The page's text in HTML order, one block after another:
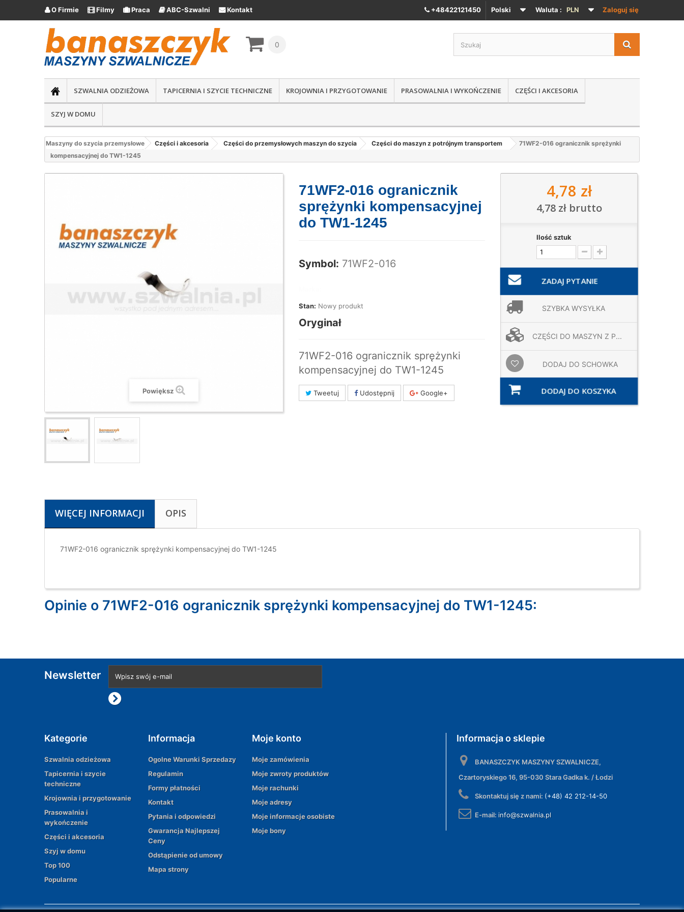
Zaloguj się
Waluta : PLN
Polski
O Firmie Filmy Praca ABC-Szwalni Kontakt +48422121450
0
SZWALNIA ODZIEŻOWA TAPICERNIA I SZYCIE TECHNICZNE KROJOWNIA I PRZYGOTOWANIE PRASOWALNIA I WYKOŃCZENIE CZĘŚCI I AKCESORIA
SZYJ W DOMU
Maszyny do szycia przemysłowe Części i akcesoria Części do przemysłowych maszyn do szycia Części do maszyn z potrójnym transportem
71WF2-016 ogranicznik sprężynki
kompensacyjnej do TW1-1245
Powiększ
71WF2-016 ogranicznik
sprężynki kompensacyjnej
do TW1-1245
Symbol: 71WF2-016
Stan: Nowy produkt
Oryginał
71WF2-016 ogranicznik sprężynki
kompensacyjnej do TW1-1245
Tweetuj Udostępnij Google+
4,78 zł
4,78 złbrutto
Ilość sztuk
ZADAJ PYTANIE
SZYBKA WYSYŁKA
CZĘŚCI DO MASZYN Z P...
DODAJ DO SCHOWKA
DODAJ DO KOSZYKA
WIĘCEJ INFORMACJI OPIS
71WF2-016 ogranicznik sprężynki kompensacyjnej do TW1-1245
Opinie o 71WF2-016 ogranicznik sprężynki kompensacyjnej do TW1-1245:
Newsletter
Kategorie
Szwalnia odzieżowa
Tapicernia i szycie
techniczne
Krojownia i przygotowanie
Prasowalnia i
wykończenie
Części i akcesoria
Szyj w domu
Top 100
Popularne
Informacja
Ogolne Warunki Sprzedazy
Regulamin
Formy płatności
Kontakt
Pytania i odpowiedzi
Gwarancja Najlepszej
Ceny
Odstąpienie od umowy
Mapa strony
Moje konto
Moje zamówienia
Moje zwroty produktów
Moje rachunki
Moje adresy
Moje informacje osobiste
Moje bony
Informacja o sklepie
BANASZCZYK MASZYNY SZWALNICZE,
Czartoryskiego 16, 95-030 Stara Gadka k. / Łodzi
Skontaktuj się z nami: (+48) 42 212-14-50
E-mail: info@szwalnia.pl